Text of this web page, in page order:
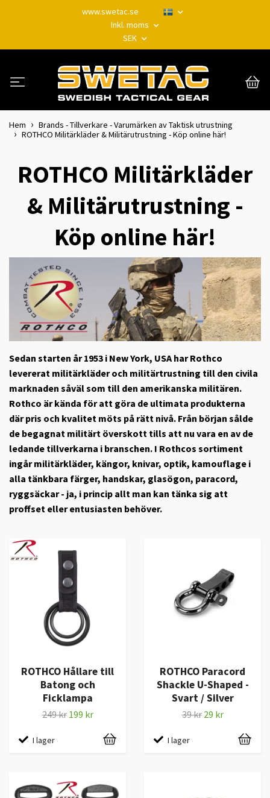
www.swetac.se
Inkl. moms
SEK
Hem
Brands - Tillverkare - Varumärken av Taktisk utrustning
ROTHCO Militärkläder & Militärutrustning - Köp online här!
ROTHCO Militärkläder
& Militärutrustning -
Köp online här!
Sedan starten år 1953 i New York, USA har Rothco
levererat militärkläder och militärtrustning till den civila
marknaden såväl som till den amerikanska militären.
Rothco är kända för att göra de ultimata produkterna
där pris och kvalitet möts på rätt nivå. Från början sålde
de begagnat militärt överskott tills att nu vara en av de
ledande tillverkarna i branschen. I Rothcos sortiment
ingår militärkläder, kängor, knivar, optik, kamouflage i
alla tänkbara färger, handskar, glasögon, paracord,
ryggsäckar - ja, i princip allt man kan tänka sig att
proffset eller entusiasten behöver.
ROTHCO Hållare till
Batong och
Ficklampa
249 kr 199 kr
I lager
ROTHCO Paracord
Shackle U-Shaped -
Svart / Silver
39 kr 29 kr
I lager